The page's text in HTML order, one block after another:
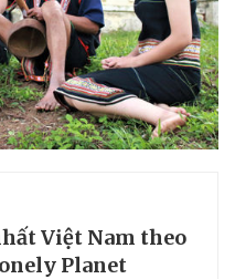
Việt Nam theo
Planet